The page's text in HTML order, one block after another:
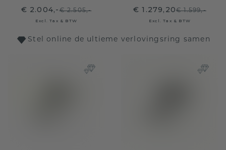
€ 2.004,-€ 2.505,-
Excl. Tax & BTW
€ 1.279,20€ 1.599,-
Excl. Tax & BTW
Stel online de ultieme verlovingsring samen